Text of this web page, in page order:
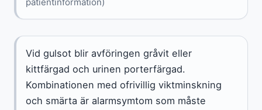
Vid gulsot blir avföringen gråvit eller
kittfärgad och urinen porterfärgad.
Kombinationen med ofrivillig viktminskning
och smärta är alarmsymtom som måste